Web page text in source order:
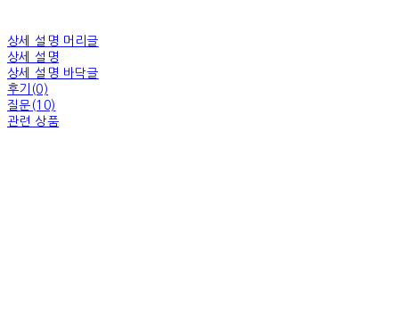
상세 설명 머리글
상세 설명
상세 설명 바닥글
후기(0)
질문(10)
관련 상품